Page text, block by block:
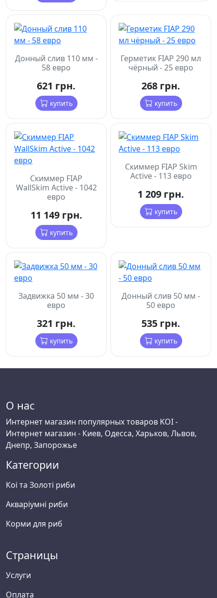
Донный слив 110 мм -
58 евро
621 грн.
купить
Герметик FIAP 290 мл
чёрный - 25 евро
268 грн.
купить
Скиммер FIAP
WallSkim Active - 1042
евро
11 149 грн.
купить
Скиммер FIAP Skim
Active - 113 евро
1 209 грн.
купить
Задвижка 50 мм - 30
евро
321 грн.
купить
Донный слив 50 мм -
50 евро
535 грн.
купить
О нас
Интернет магазин популярных товаров KOI -
Интернет магазин - Киев, Одесса, Харьков, Львов,
Днепр, Запорожье
Категории
Коі та Золоті риби
Акваріумні риби
Корми для риб
Страницы
Услуги
Оплата